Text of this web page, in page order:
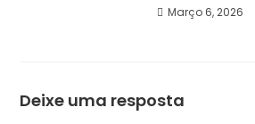
Março 6, 2026
Deixe uma resposta